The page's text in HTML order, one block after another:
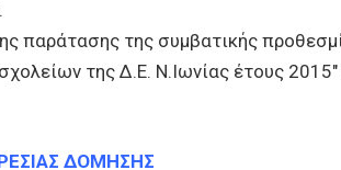
παράτασης της συμβατικής
της Δ.Ε. Ν.Ιωνίας έτους
ΔΟΜΗΣΗΣ